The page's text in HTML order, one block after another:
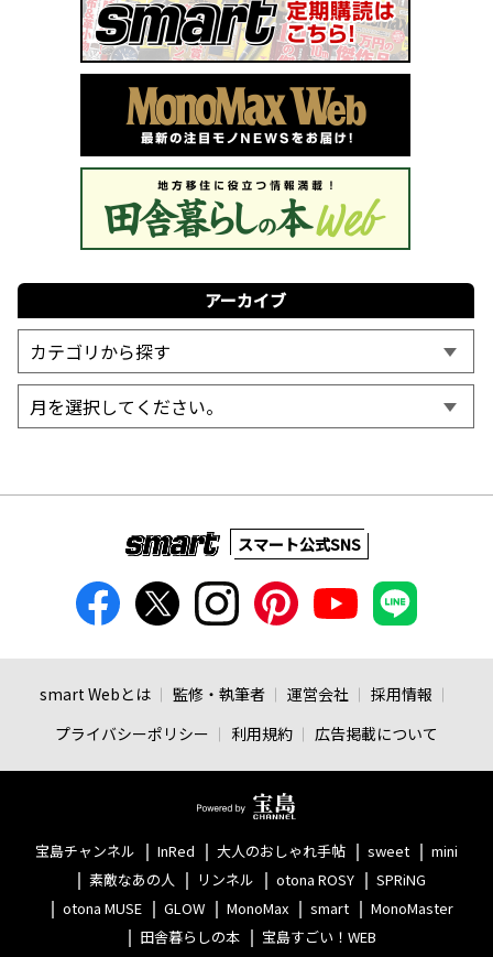
アーカイブ
スマート公式SNS
smart Webとは 監修・執筆者 運営会社
採用情報
プライバシーポリシー
利用規約 広告掲載について
宝島チャンネル InRed 大人のおしゃれ手帖 sweet
mini
素敵なあの人
リンネル otona ROSY
SPRiNG
otona MUSE
GLOW MonoMax smart
MonoMaster
田舎暮らしの本
宝島すごい！WEB